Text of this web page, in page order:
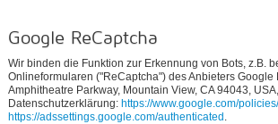
Google ReCaptcha
Wir binden die Funktion zur Erkennung von Bots, z.B.
Onlineformularen ("ReCaptcha") des Anbieters Google
Amphitheatre Parkway, Mountain View, CA 94043, USA,
Datenschutzerklärung: https://www.google.com/
https://adssettings.google.com/authenticated